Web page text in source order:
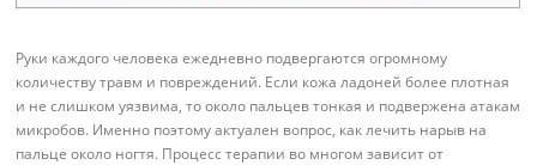
Руки каждого человека ежедневно подвергаются огромному
количеству травм и повреждений. Если кожа ладоней более плотная
и не слишком уязвима, то около пальцев тонкая и подвержена атакам
микробов. Именно поэтому актуален вопрос, как лечить нарыв на
пальце около ногтя. Процесс терапии во многом зависит от